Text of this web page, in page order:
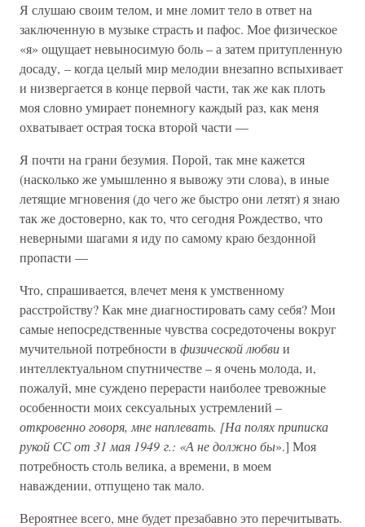
Я слушаю своим телом, и мне ломит тело в ответ на
заключенную в музыке страсть и пафос. Мое физическое
«я» ощущает невыносимую боль – а затем притупленную
досаду, – когда целый мир мелодии внезапно вспыхивает
и низвергается в конце первой части, так же как плоть
моя словно умирает понемногу каждый раз, как меня
охватывает острая тоска второй части —
Я почти на грани безумия. Порой, так мне кажется
(насколько же умышленно я вывожу эти слова), в иные
летящие мгновения (до чего же быстро они летят) я знаю
так же достоверно, как то, что сегодня Рождество, что
неверными шагами я иду по самому краю бездонной
пропасти —
Что, спрашивается, влечет меня к умственному
расстройству? Как мне диагностировать саму себя? Мои
самые непосредственные чувства сосредоточены вокруг
мучительной потребности в физической любвии
интеллектуальном спутничестве – я очень молода, и,
пожалуй, мне суждено перерасти наиболее тревожные
особенности моих сексуальных устремлений –
откровенно говоря, мне наплевать. [На полях приписка
рукой СС от 31 мая 1949 г.: «А не должно бы».] Моя
потребность столь велика, а времени, в моем
наваждении, отпущено так мало.
Вероятнее всего, мне будет презабавно это перечитывать.